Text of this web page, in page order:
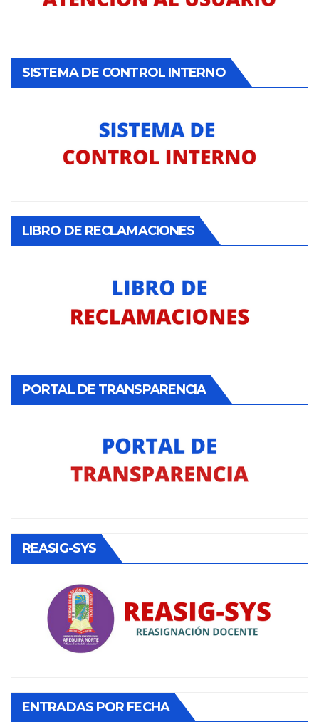
SISTEMA DE CONTROL INTERNO
LIBRO DE RECLAMACIONES
PORTAL DE TRANSPARENCIA
REASIG-SYS
ENTRADAS POR FECHA